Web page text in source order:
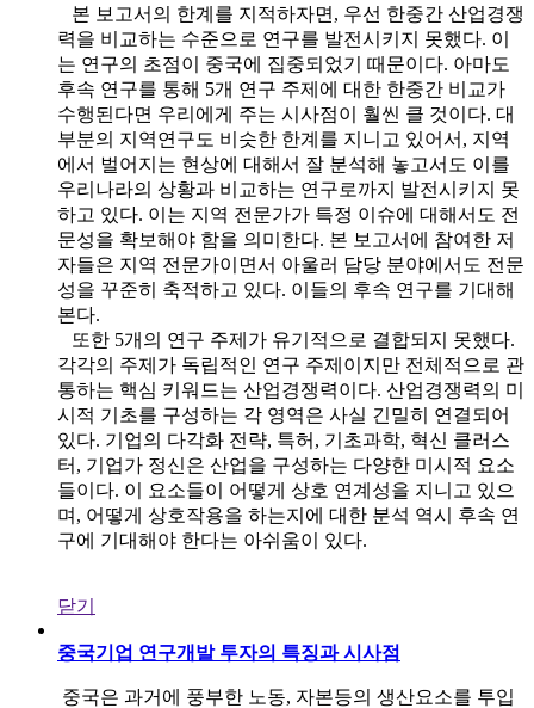
본 보고서의 한계를 지적하자면, 우선 한중간 산업경쟁
력을 비교하는 수준으로 연구를 발전시키지 못했다. 이
는 연구의 초점이 중국에 집중되었기 때문이다. 아마도
후속 연구를 통해 5개 연구 주제에 대한 한중간 비교가
수행된다면 우리에게 주는 시사점이 훨씬 클 것이다. 대
부분의 지역연구도 비슷한 한계를 지니고 있어서, 지역
에서 벌어지는 현상에 대해서 잘 분석해 놓고서도 이를
우리나라의 상황과 비교하는 연구로까지 발전시키지 못
하고 있다. 이는 지역 전문가가 특정 이슈에 대해서도 전
문성을 확보해야 함을 의미한다. 본 보고서에 참여한 저
자들은 지역 전문가이면서 아울러 담당 분야에서도 전문
성을 꾸준히 축적하고 있다. 이들의 후속 연구를 기대해
본다.
또한 5개의 연구 주제가 유기적으로 결합되지 못했다.
각각의 주제가 독립적인 연구 주제이지만 전체적으로 관
통하는 핵심 키워드는 산업경쟁력이다. 산업경쟁력의 미
시적 기초를 구성하는 각 영역은 사실 긴밀히 연결되어
있다. 기업의 다각화 전략, 특허, 기초과학, 혁신 클러스
터, 기업가 정신은 산업을 구성하는 다양한 미시적 요소
들이다. 이 요소들이 어떻게 상호 연계성을 지니고 있으
며, 어떻게 상호작용을 하는지에 대한 분석 역시 후속 연
구에 기대해야 한다는 아쉬움이 있다.
닫기
중국기업 연구개발 투자의 특징과 시사점
중국은 과거에 풍부한 노동, 자본등의 생산요소를 투입